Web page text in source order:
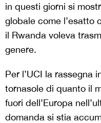
in questi giorni si
globale come l’esatto
il Rwanda voleva
genere.
Per l’UCI la rassegna
tornasole di quanto il
fuori dell’Europa
domanda si stia